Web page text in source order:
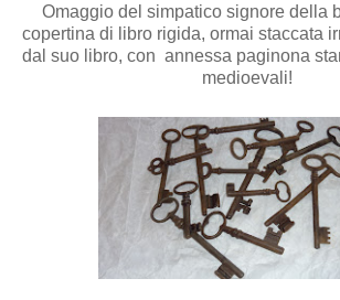
Omaggio del simpatico signore della
copertina di libro rigida, ormai staccata
dal suo libro, con annessa paginona
medioevali!